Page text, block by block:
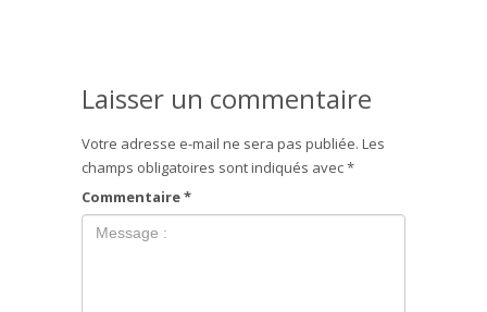
Laisser un commentaire
Votre adresse e-mail ne sera pas publiée. Les
champs obligatoires sont indiqués avec*
Commentaire*